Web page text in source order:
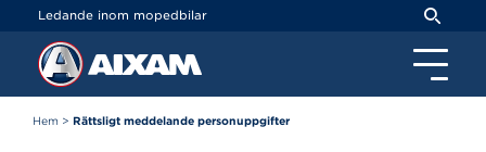
Ledande inom mopedbilar
Hem > Rättsligt meddelande personuppgifter
Cookie- hanteringspanel